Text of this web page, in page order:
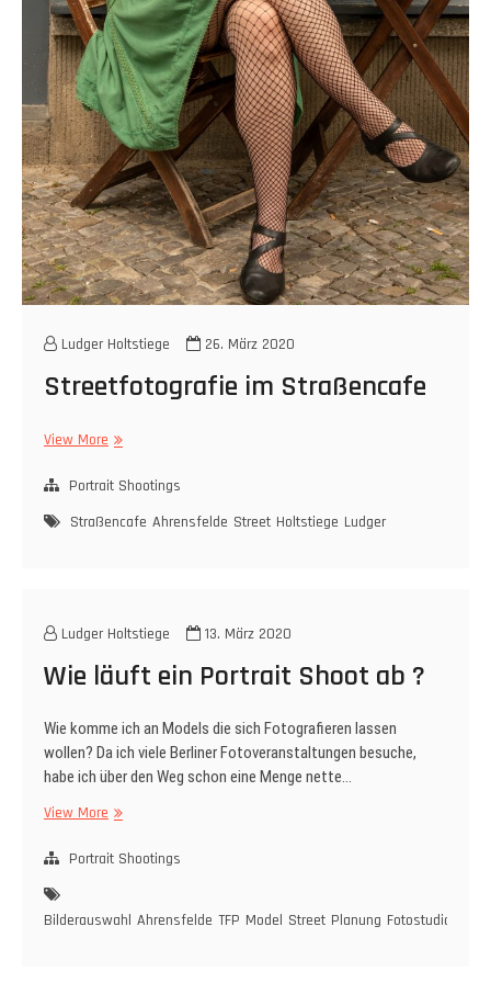
Ludger Holtstiege 26. März 2020
Streetfotografie im Straßencafe
View More Streetfotografie
Straßencafe
Portrait Shootings
Straßencafe Ahrensfelde Street Holtstiege Ludger
Ludger Holtstiege 13. März 2020
Wie läuft ein Portrait Shoot ab ?
Wie komme ich an Models die sich Fotografieren lassen
wollen? Da ich viele Berliner Fotoveranstaltungen besuche,
habe ich über den Weg schon eine Menge nette…
View More Wie
ein
ab
Portrait Shootings
Bilderauswahl Ahrensfelde TFP Model Street Planung Fotostudio